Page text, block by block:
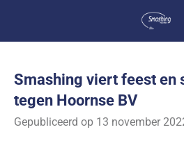
de
hoofdinhoud
Smashing viert feest en
tegen Hoornse BV
Gepubliceerd op 13 november